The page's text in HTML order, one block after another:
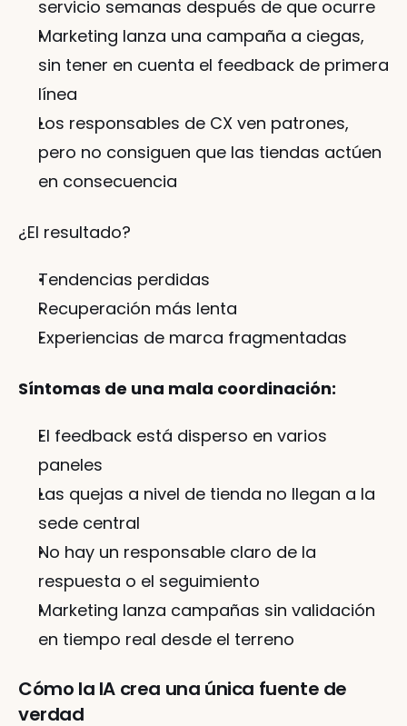
servicio semanas después de que ocurre
Marketing lanza una campaña a ciegas,
sin tener en cuenta el feedback de primera
línea
Los responsables de CX ven patrones,
pero no consiguen que las tiendas actúen
en consecuencia
¿El resultado?
Tendencias perdidas
Recuperación más lenta
Experiencias de marca fragmentadas
Síntomas de una mala coordinación:
El feedback está disperso en varios
paneles
Las quejas a nivel de tienda no llegan a la
sede central
No hay un responsable claro de la
respuesta o el seguimiento
Marketing lanza campañas sin validación
en tiempo real desde el terreno
Cómo la IA crea una única fuente de
verdad